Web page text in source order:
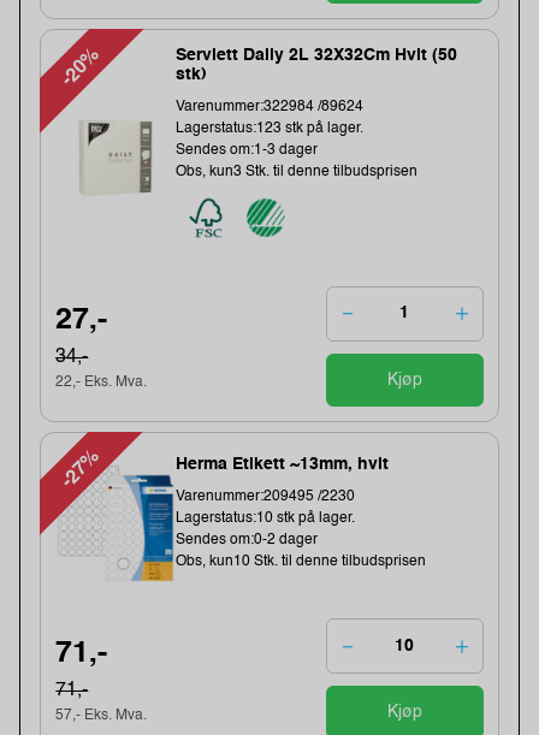
-20%
Serviett Daily 2L 32X32Cm Hvit (50
stk)
Varenummer:322984 /89624
Lagerstatus:123 stk på lager.
Sendes om:1-3 dager
Obs, kun3 Stk. til denne tilbudsprisen
27,-
34,-
22,- Eks. Mva. Kjøp
-27% Herma Etikett ~13mm, hvit
Varenummer:209495 /2230
Lagerstatus:10 stk på lager.
Sendes om:0-2 dager
Obs, kun10 Stk. til denne tilbudsprisen
71,-
71,-
57,- Eks. Mva. Kjøp